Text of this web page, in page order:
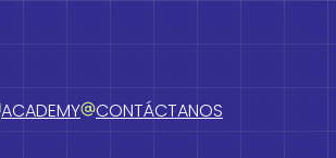
ACADEMY CONTÁCTANOS